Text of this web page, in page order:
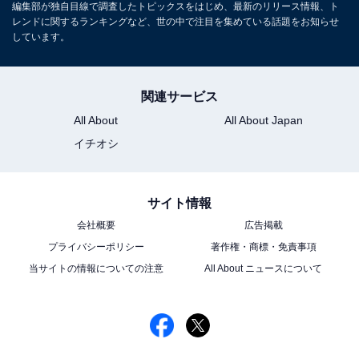
編集部が独自目線で調査したトピックスをはじめ、最新のリリース情報、ト
レンドに関するランキングなど、世の中で注目を集めている話題をお知らせ
しています。
関連サービス
All About
All About Japan
イチオシ
サイト情報
会社概要
広告掲載
プライバシーポリシー
著作権・商標・免責事項
当サイトの情報についての注意
All About ニュースについて